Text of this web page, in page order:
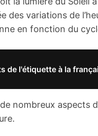
variations de
en fonction du
de l'étiquette à la
nombreux aspects